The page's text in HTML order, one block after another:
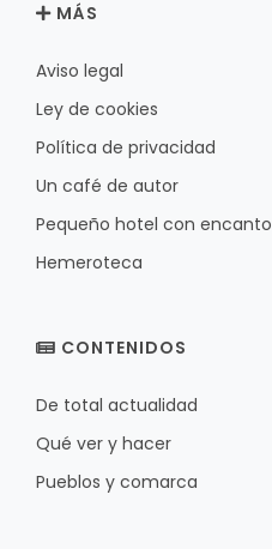
MÁS
Aviso legal
Ley de cookies
Política de privacidad
Un café de autor
Pequeño hotel con encanto
Hemeroteca
CONTENIDOS
De total actualidad
Qué ver y hacer
Pueblos y comarca